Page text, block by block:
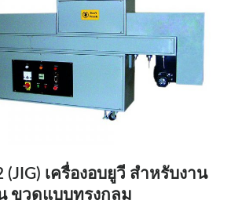
(JIG) เครื่องอบยูวี สำหรับงาน
ขวดแบบทรงกลม